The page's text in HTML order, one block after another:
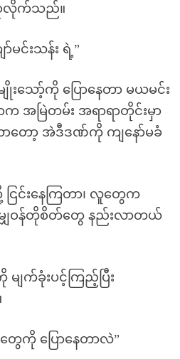
လိုက်သည်။
မင်းသန်း ရဲ့”
ျိုးသော့်ကို ပြောနေတာ မယမင်း
က အမြဲတမ်း အရာရာတိုင်းမှာ
တော့ အဲဒီဒဏ်ကို ကျနော်မခံ
င်းနေကြတာ၊ လူတွေက
ျှဝန်တိုစိတ်တွေ နည်းလာတယ်
ျက်ခုံးပင့်ကြည့်ပြီး
ကို ပြောနေတာလဲ”